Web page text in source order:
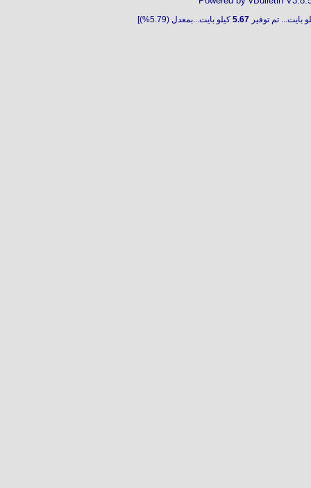
بايت... تم توفير 5.67 كيلو بايت...بمعدل (5.79%)]